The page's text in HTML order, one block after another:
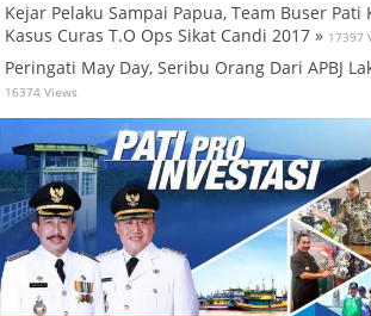
Kejar Pelaku Sampai Papua, Team Buser Pati
Kasus Curas T.O Ops Sikat Candi 2017 » 17397
Peringati May Day, Seribu Orang Dari APBJ
16374 Views